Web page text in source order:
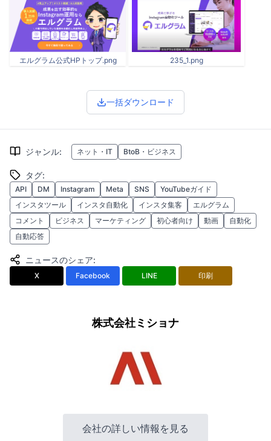
エルグラム公式HPトップ.png 235_1.png
一括ダウンロード
ジャンル: ネット・IT BtoB・ビジネス
タグ:
API DM Instagram Meta SNS
YouTubeガイド
インスタツール
インスタ自動化 インスタ集客
エルグラム
コメント
ビジネス マーケティング 初心者向け 動画
自動化
自動応答
ニュースのシェア:
X Facebook LINE 印刷
株式会社ミショナ
会社の詳しい情報を見る